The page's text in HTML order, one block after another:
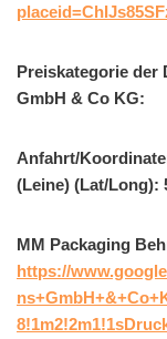
Preiskategorie der
GmbH & Co KG:
Anfahrt/
(Leine) (Lat/Long):
MM Packaging
https://